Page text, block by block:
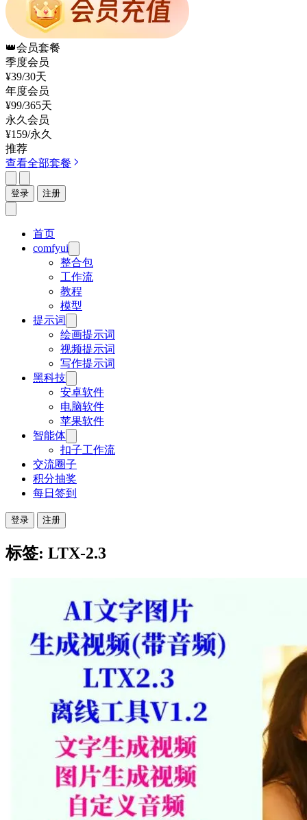
👑会员套餐
季度会员
¥39/30天
年度会员
¥99/365天
永久会员
¥159/永久
推荐
查看全部套餐
登录 注册
首页
comfyui
整合包
工作流
教程
模型
提示词
绘画提示词
视频提示词
写作提示词
黑科技
安卓软件
电脑软件
苹果软件
智能体
扣子工作流
交流圈子
积分抽奖
每日签到
登录 注册
标签: LTX-2.3